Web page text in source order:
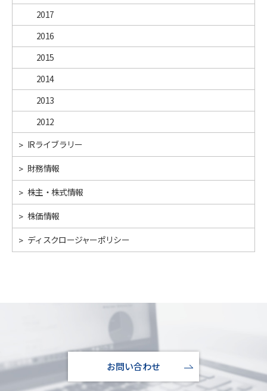
2017
2016
2015
2014
2013
2012
> IRライブラリー
> 財務情報
> 株主・株式情報
> 株価情報
> ディスクロージャーポリシー
お問い合わせ